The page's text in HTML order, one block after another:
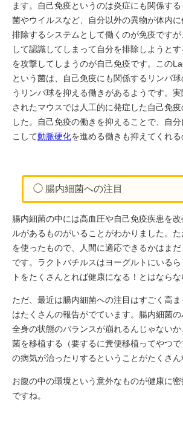
ます。自己免疫というのは炎症にも関係す
菌やウイルスなど、自分以外の異物が体内
排除するシステムとして働くのが免疫です
して認識してしまって自分を排除しようと
を攻撃してしまうのが自己免疫です。この
という菌は、自己免疫にも関係するリンパ
うリンパ球を抑える働きがあるようです。
されたマウスでは人工的に発症した自己免
した。自己免疫の働きを抑えることで、自
こして動脈硬化を進める働きも抑えてくれる
◯ 腸内細菌への注目
腸内細菌の中には高血圧や自己免疫疾患を
ルがあるものがいることがわかりました。
を使ったもので、人間に適応できるかはま
です。ラクトバチルスはヨーグルトにいる
トをたくさんとれば健康になる！とはならな
ただ、最近は腸内細菌への注目はすごく高
はたくさんの報告がでています。腸内細菌
全身の状態のバランスが崩れるんじゃない
菌を移植する（要するに糞便移植ってやつ
の病気が治ったりするということがたくさん
お腹の中の環境という意外なものが健康に
ですね。